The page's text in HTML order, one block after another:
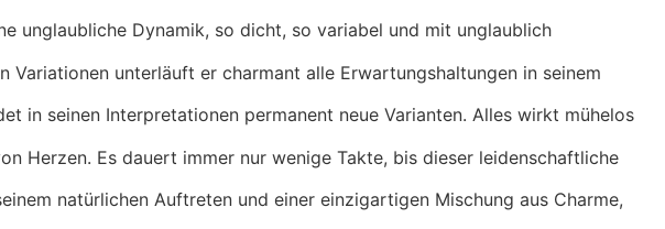
unglaubliche Dynamik, so dicht, so variabel und mit unglaublich
Variationen unterläuft er charmant alle Erwartungshaltungen in seinem
in seinen Interpretationen permanent neue Varianten. Alles wirkt mühelos
Herzen. Es dauert immer nur wenige Takte, bis dieser leidenschaftliche
natürlichen Auftreten und einer einzigartigen Mischung aus Charme,